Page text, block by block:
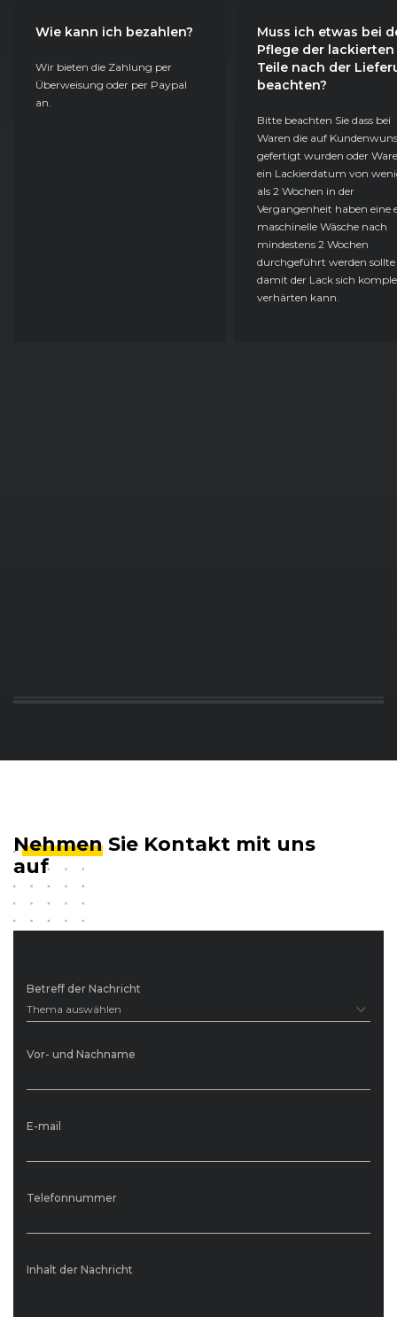
Wie kann ich bezahlen?
Wir bieten die Zahlung per
Überweisung oder per Paypal
an.
Muss ich etwas bei
Pflege der lackierten
Teile nach der
beachten?
Bitte beachten Sie dass bei
Waren die auf
gefertigt wurden oder
ein Lackierdatum von
als 2 Wochen in der
Vergangenheit haben eine
maschinelle Wäsche nach
mindestens 2 Wochen
durchgeführt werden sollte
damit der Lack sich
verhärten kann.
Betreff der Nachricht
Thema auswählen
Vor- und Nachname
E-mail
Telefonnummer
Inhalt der Nachricht
Nehmen Sie Kontakt mit uns
auf